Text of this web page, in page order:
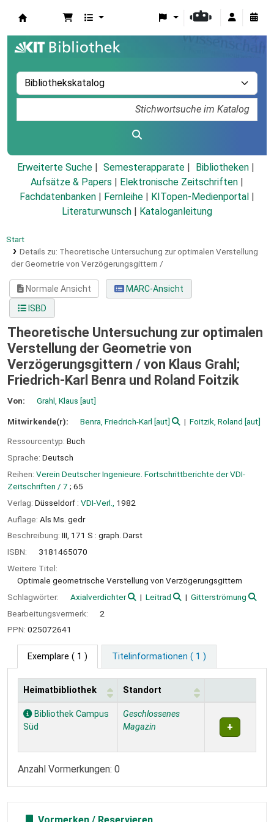
Erweiterte Suche Semesterapparate
Bibliotheken
Aufsätze & Papers
Elektronische Zeitschriften
Fachdatenbanken
Fernleihe KITopen-Medienportal
Literaturwunsch
Kataloganleitung
Start
Details zu: Theoretische Untersuchung zur optimalen Verstellung
der Geometrie von Verzögerungsgittern /
Normale Ansicht
MARC-Ansicht
ISBD
Theoretische Untersuchung zur optimalen
Verstellung der Geometrie von
Verzögerungsgittern / von Klaus Grahl;
Friedrich-Karl Benra und Roland Foitzik
Von: Grahl, Klaus [aut]
Mitwirkende(r): Benra, Friedrich-Karl [aut] Foitzik, Roland [aut]
Ressourcentyp: Buch
Sprache: Deutsch
Reihen: Verein Deutscher Ingenieure. Fortschrittberichte der VDI-
Zeitschriften / 7 ; 65
Verlag: Düsseldorf : VDI-Verl.,
1982
Auflage: Als Ms. gedr
Beschreibung: III, 171 S : graph. Darst
ISBN:
3181465070
Weitere Titel:
Optimale geometrische Verstellung von Verzögerungsgittern
Schlagwörter:
Axialverdichter Leitrad
Gitterströmung
Bearbeitungsvermerk:
2
PPN: 025072641
Exemplare ( 1 ) Titelinformationen ( 1 )
Exemplare
Heimatbibliothek Standort
Bibliothek Campus
Süd
Geschlossenes
Magazin
Anzahl Vormerkungen: 0